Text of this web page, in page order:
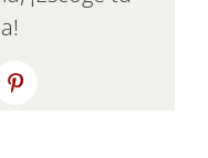
Pinterest